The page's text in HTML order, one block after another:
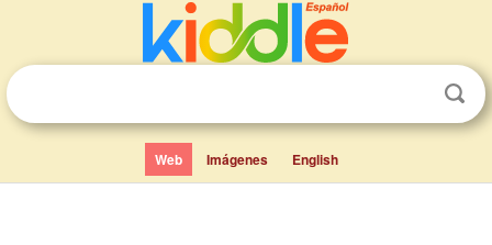
Web Imágenes English